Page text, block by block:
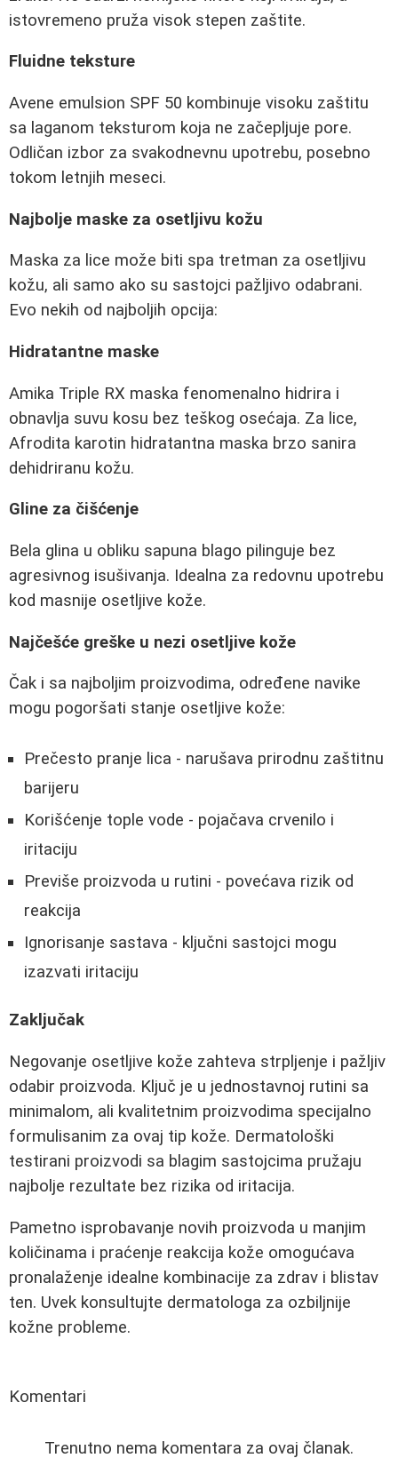
istovremeno pruža visok stepen zaštite.
Fluidne teksture
Avene emulsion SPF 50 kombinuje visoku zaštitu
sa laganom teksturom koja ne začepljuje pore.
Odličan izbor za svakodnevnu upotrebu, posebno
tokom letnjih meseci.
Najbolje maske za osetljivu kožu
Maska za lice može biti spa tretman za osetljivu
kožu, ali samo ako su sastojci pažljivo odabrani.
Evo nekih od najboljih opcija:
Hidratantne maske
Amika Triple RX maska fenomenalno hidrira i
obnavlja suvu kosu bez teškog osećaja. Za lice,
Afrodita karotin hidratantna maska brzo sanira
dehidriranu kožu.
Gline za čišćenje
Bela glina u obliku sapuna blago pilinguje bez
agresivnog isušivanja. Idealna za redovnu upotrebu
kod masnije osetljive kože.
Najčešće greške u nezi osetljive kože
Čak i sa najboljim proizvodima, određene navike
mogu pogoršati stanje osetljive kože:
Prečesto pranje lica - narušava prirodnu zaštitnu
barijeru
Korišćenje tople vode - pojačava crvenilo i
iritaciju
Previše proizvoda u rutini - povećava rizik od
reakcija
Ignorisanje sastava - ključni sastojci mogu
izazvati iritaciju
Zaključak
Negovanje osetljive kože zahteva strpljenje i pažljiv
odabir proizvoda. Ključ je u jednostavnoj rutini sa
minimalom, ali kvalitetnim proizvodima specijalno
formulisanim za ovaj tip kože. Dermatološki
testirani proizvodi sa blagim sastojcima pružaju
najbolje rezultate bez rizika od iritacija.
Pametno isprobavanje novih proizvoda u manjim
količinama i praćenje reakcija kože omogućava
pronalaženje idealne kombinacije za zdrav i blistav
ten. Uvek konsultujte dermatologa za ozbiljnije
kožne probleme.
Komentari
Trenutno nema komentara za ovaj članak.